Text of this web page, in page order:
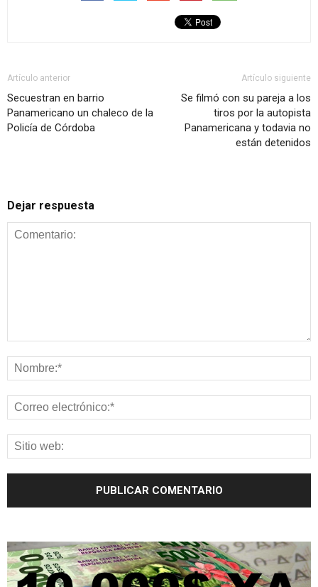
Artículo anterior
Secuestran en barrio
Panamericano un chaleco de la
Policía de Córdoba
Artículo siguiente
Se filmó con su pareja a los
tiros por la autopista
Panamericana y todavia no
están detenidos
Dejar respuesta